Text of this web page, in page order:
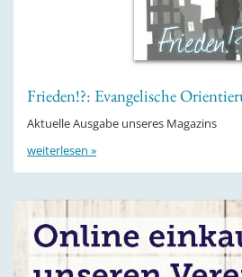
Frieden!?: Evangelische
Aktuelle Ausgabe unseres Magazins
weiterlesen »